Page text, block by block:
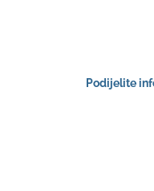
Podijelite